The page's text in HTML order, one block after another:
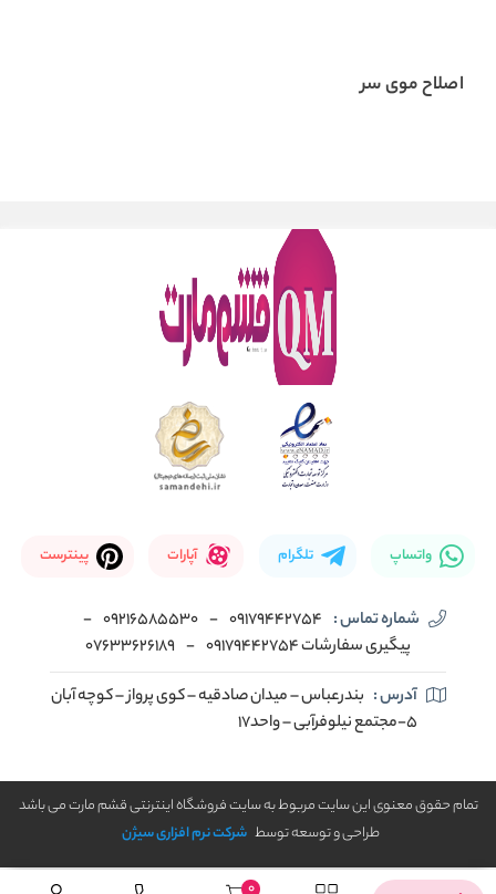
اصلاح موی سر
واتساپ تلگرام آپارات پینترست
شماره تماس : 09179442754
-
09216585530
-
پیگیری سفارشات 09179442754
-
07633626189
آدرس : بندرعباس – میدان صادقیه – کوی پرواز – کوچه آبان
5-مجتمع نیلوفرآبی – واحد17
تمام حقوق معنوی این سایت مربوط به سایت فروشگاه اینترنتی قشم مارت می باشد
طراحی و توسعه توسط شرکت نرم افزاری سیژن
0